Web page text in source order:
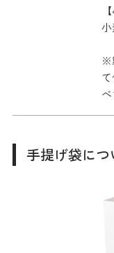
※
手提げ袋につ